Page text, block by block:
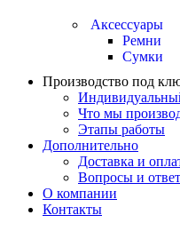
Аксессуары
Ремни
Сумки
Производство под
Что мы
Этапы работы
Дополнительно
Доставка и
Вопросы и
О компании
Контакты